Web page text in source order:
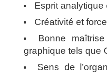
Esprit
Créativité et
Bonne
graphique tels que
Sens de